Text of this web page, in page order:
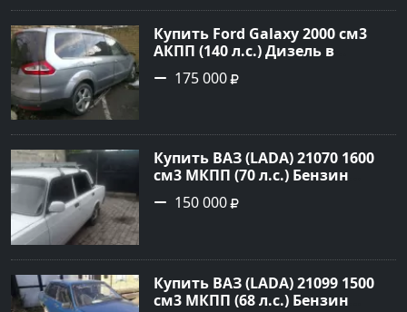
Авторынок23
Купить Ford Galaxy 2000 см3
АКПП (140 л.с.) Дизель в
Новороссийск: цвет серый
металик Минивэн 2008 года по
Авторынок23
175 000
Купить ВАЗ (LADA) 21070 1600
см3 МКПП (70 л.с.) Бензин
инжектор в Платнировская:
цвет Белый Седан 2000 года по
Авторынок23
150 000
Купить ВАЗ (LADA) 21099 1500
см3 МКПП (68 л.с.) Бензин